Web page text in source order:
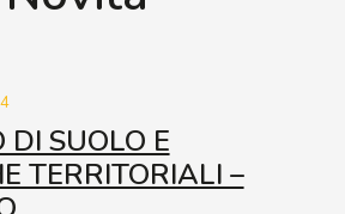
DI SUOLO E
TERRITORIALI –